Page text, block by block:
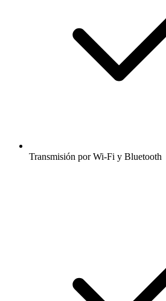
Transmisión por Wi-Fi y Bluetooth